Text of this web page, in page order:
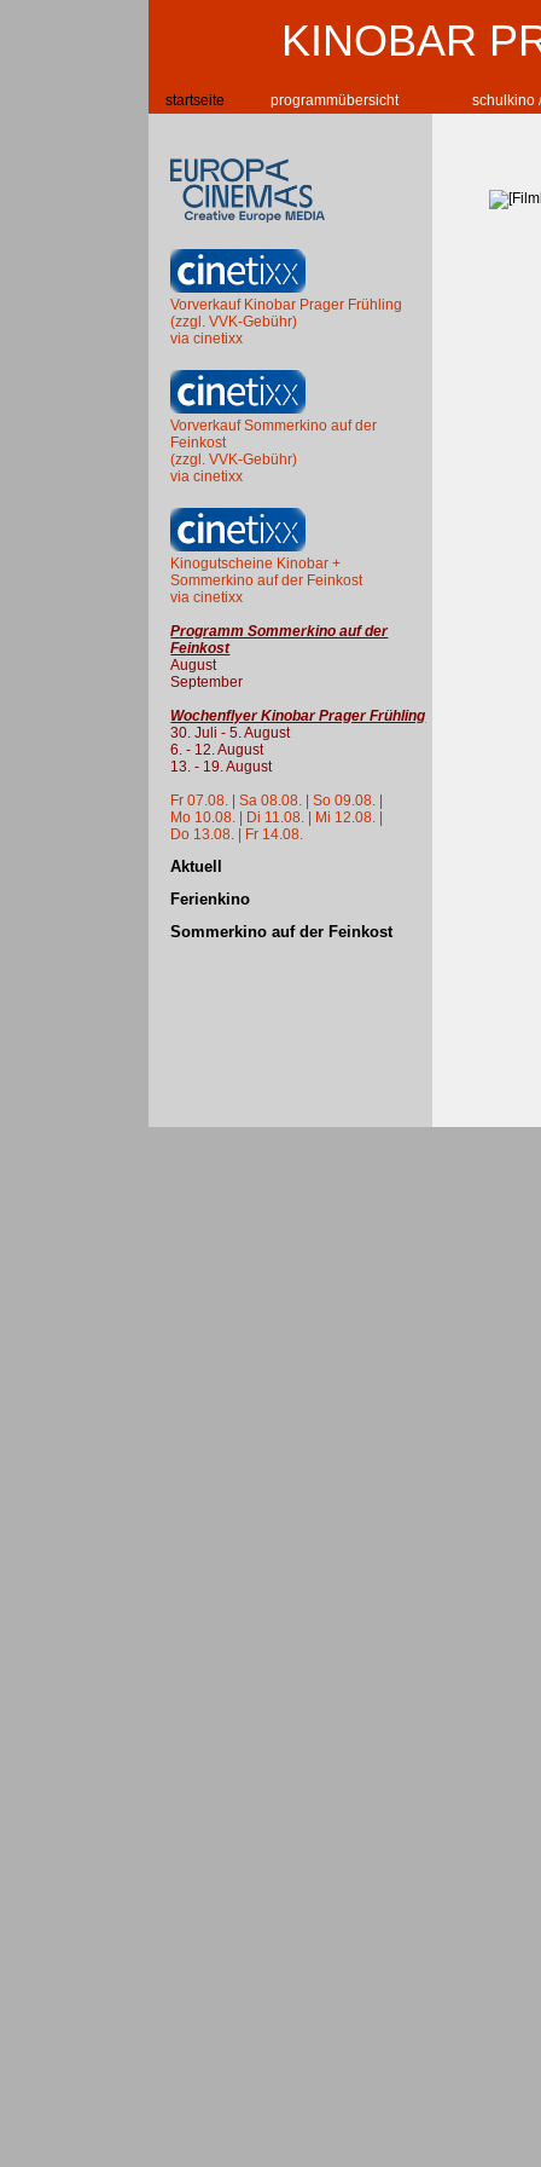
KINOBAR
startseite programmübersicht schulkino
Vorverkauf Kinobar Prager Frühling
(zzgl. VVK-Gebühr)
via cinetixx
Vorverkauf Sommerkino auf der
Feinkost
(zzgl. VVK-Gebühr)
via cinetixx
Kinogutscheine Kinobar +
Sommerkino auf der Feinkost
via cinetixx
Programm Sommerkino auf der
Feinkost
August
September
Wochenflyer Kinobar Prager Frühling
30. Juli - 5. August
6. - 12. August
13. - 19. August
Fr 07.08. |Sa 08.08. |So 09.08. |
Mo 10.08. | Di 11.08. | Mi 12.08. |
Do 13.08. | Fr 14.08.
Aktuell
Ferienkino
Sommerkino auf der Feinkost